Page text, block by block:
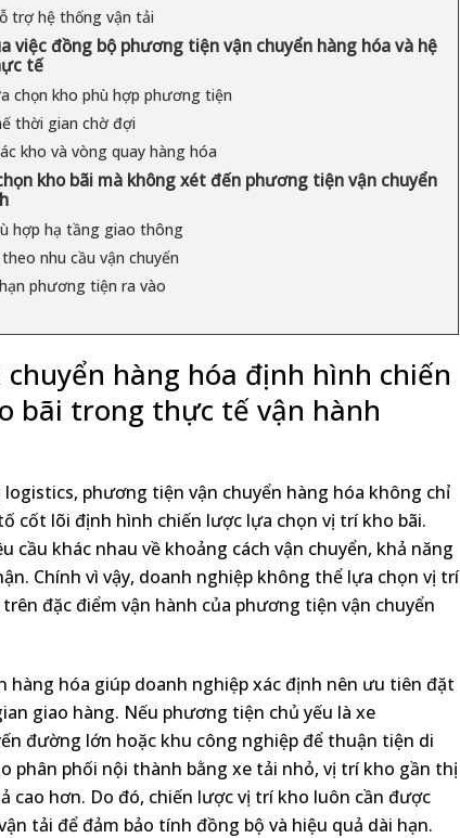
trợ hệ thống vận tải
việc đồng bộ phương tiện vận chuyển hàng hóa và hệ
tế
chọn kho phù hợp phương tiện
thời gian chờ đợi
kho và vòng quay hàng hóa
kho bãi mà không xét đến phương tiện vận chuyển
hợp hạ tầng giao thông
nhu cầu vận chuyển
phương tiện ra vào
hàng hóa định hình chiến
bãi trong thực tế vận hành
phương tiện vận chuyển hàng hóa không chỉ
cốt lõi định hình chiến lược lựa chọn vị trí kho bãi.
cầu khác nhau về khoảng cách vận chuyển, khả năng
Chính vì vậy, doanh nghiệp không thể lựa chọn vị trí
đặc điểm vận hành của phương tiện vận chuyển
hàng hóa giúp doanh nghiệp xác định nên ưu tiên đặt
giao hàng. Nếu phương tiện chủ yếu là xe
đường lớn hoặc khu công nghiệp để thuận tiện di
phân phối nội thành bằng xe tải nhỏ, vị trí kho gần thị
cao hơn. Do đó, chiến lược vị trí kho luôn cần được
tải để đảm bảo tính đồng bộ và hiệu quả dài hạn.